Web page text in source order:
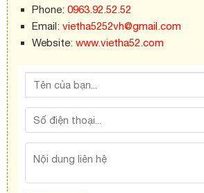
Phone: 0963.92.52.52
Email: vietha5252vh@gmail.com
Website: www.vietha52.com